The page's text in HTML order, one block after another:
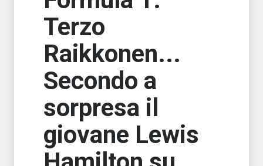
Terzo
Raikkonen...
Secondo a
sorpresa il
giovane Lewis